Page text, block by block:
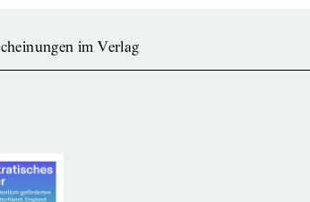
im Verlag